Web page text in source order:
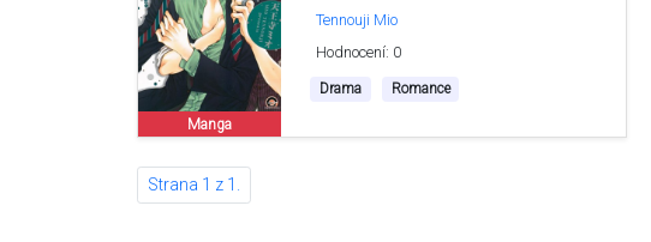
Manga
Tennouji Mio
Hodnocení: 0
Drama Romance
Strana 1 z 1.